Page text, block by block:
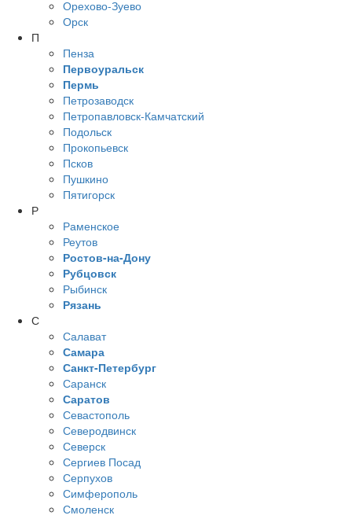
Орехово-Зуево
Орск
П
Пенза
Первоуральск
Пермь
Петрозаводск
Петропавловск-Камчатский
Подольск
Прокопьевск
Псков
Пушкино
Пятигорск
Р
Раменское
Реутов
Ростов-на-Дону
Рубцовск
Рыбинск
Рязань
С
Салават
Самара
Санкт-Петербург
Саранск
Саратов
Севастополь
Северодвинск
Северск
Сергиев Посад
Серпухов
Симферополь
Смоленск